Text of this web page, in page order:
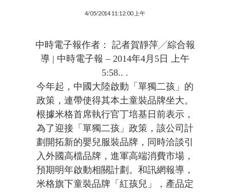
4/05/2014 11:12:00 上午
中時電子報作者： 記者賀靜萍╱綜合報
導 | 中時電子報 – 2014年4月5日 上午
5:58.. .
今年起，中國大陸啟動「單獨二孩」的
政策，連帶使得其本土童裝品牌坐大。
根據米格首席執行官丁培基日前表示，
為了迎接「單獨二孩」政策，該公司計
劃開拓新的嬰兒服裝品牌，同時洽談引
入外國高檔品牌，進軍高端消費市場，
預期明年啟動相關計劃。 和訊網報導，
米格旗下童裝品牌「紅孩兒」，產品定